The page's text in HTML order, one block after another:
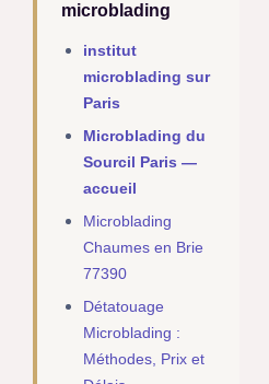
microblading
institut
microblading sur
Paris
Microblading du
Sourcil Paris —
accueil
Microblading
Chaumes en Brie
77390
Détatouage
Microblading :
Méthodes, Prix et